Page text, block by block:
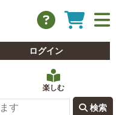
ログイン
楽しむ
 検索